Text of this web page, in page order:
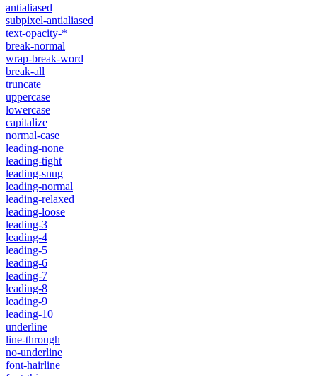
antialiased
subpixel-antialiased
text-opacity-*
break-normal
wrap-break-word
break-all
truncate
uppercase
lowercase
capitalize
normal-case
leading-none
leading-tight
leading-snug
leading-normal
leading-relaxed
leading-loose
leading-3
leading-4
leading-5
leading-6
leading-7
leading-8
leading-9
leading-10
underline
line-through
no-underline
font-hairline